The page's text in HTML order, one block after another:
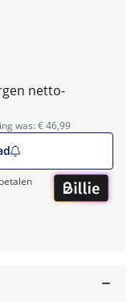
netto-
was: € 46,99